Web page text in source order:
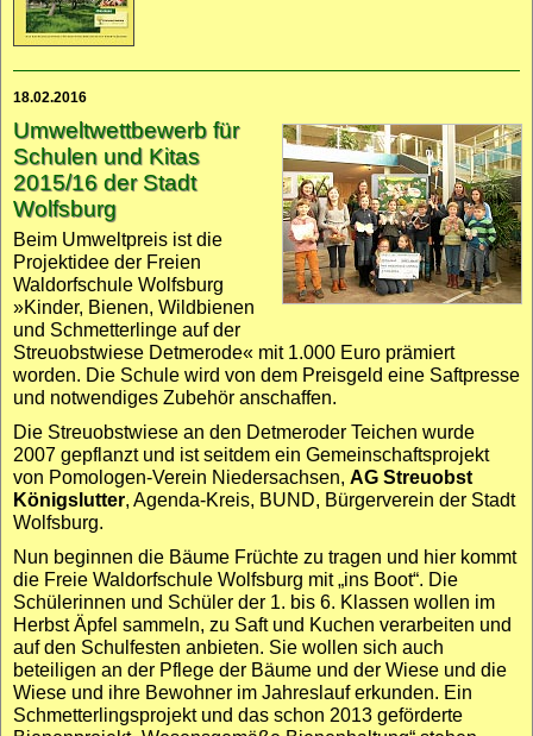
18.02.2016
Umwelt­wett­bewerb für
Schulen und Kitas
2015/16 der Stadt
Wolfsburg
Beim Umwelt­preis ist die
Projekt­idee der Freien
Waldorf­schule Wolfsburg
»Kinder, Bienen, Wildbienen
und Schmetter­linge auf der
Streuobst­wiese Detmerode« mit 1.000 Euro prämiert
worden. Die Schule wird von dem Preis­geld eine Saft­presse
und notwendiges Zubehör anschaffen.
Die Streuobst­wiese an den Detmeroder Teichen wurde
2007 gepflanzt und ist seitdem ein Gemeinschafts­projekt
von Pomologen-Verein Niedersachsen, AG Streuobst
Königslutter, Agenda-Kreis, BUND, Bürger­verein der Stadt
Wolfsburg.
Nun beginnen die Bäume Früchte zu tragen und hier kommt
die Freie Waldorf­schule Wolfsburg mit „ins Boot“. Die
Schülerinnen und Schüler der 1. bis 6. Klassen wollen im
Herbst Äpfel sammeln, zu Saft und Kuchen verar­beiten und
auf den Schul­festen anbieten. Sie wollen sich auch
beteiligen an der Pflege der Bäume und der Wiese und die
Wiese und ihre Bewohner im Jahreslauf erkunden. Ein
Schmetterlings­projekt und das schon 2013 geförderte